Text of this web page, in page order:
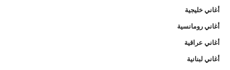
أغاني خليجية
أغاني رومانسية
أغاني عراقية
أغاني لبنانية